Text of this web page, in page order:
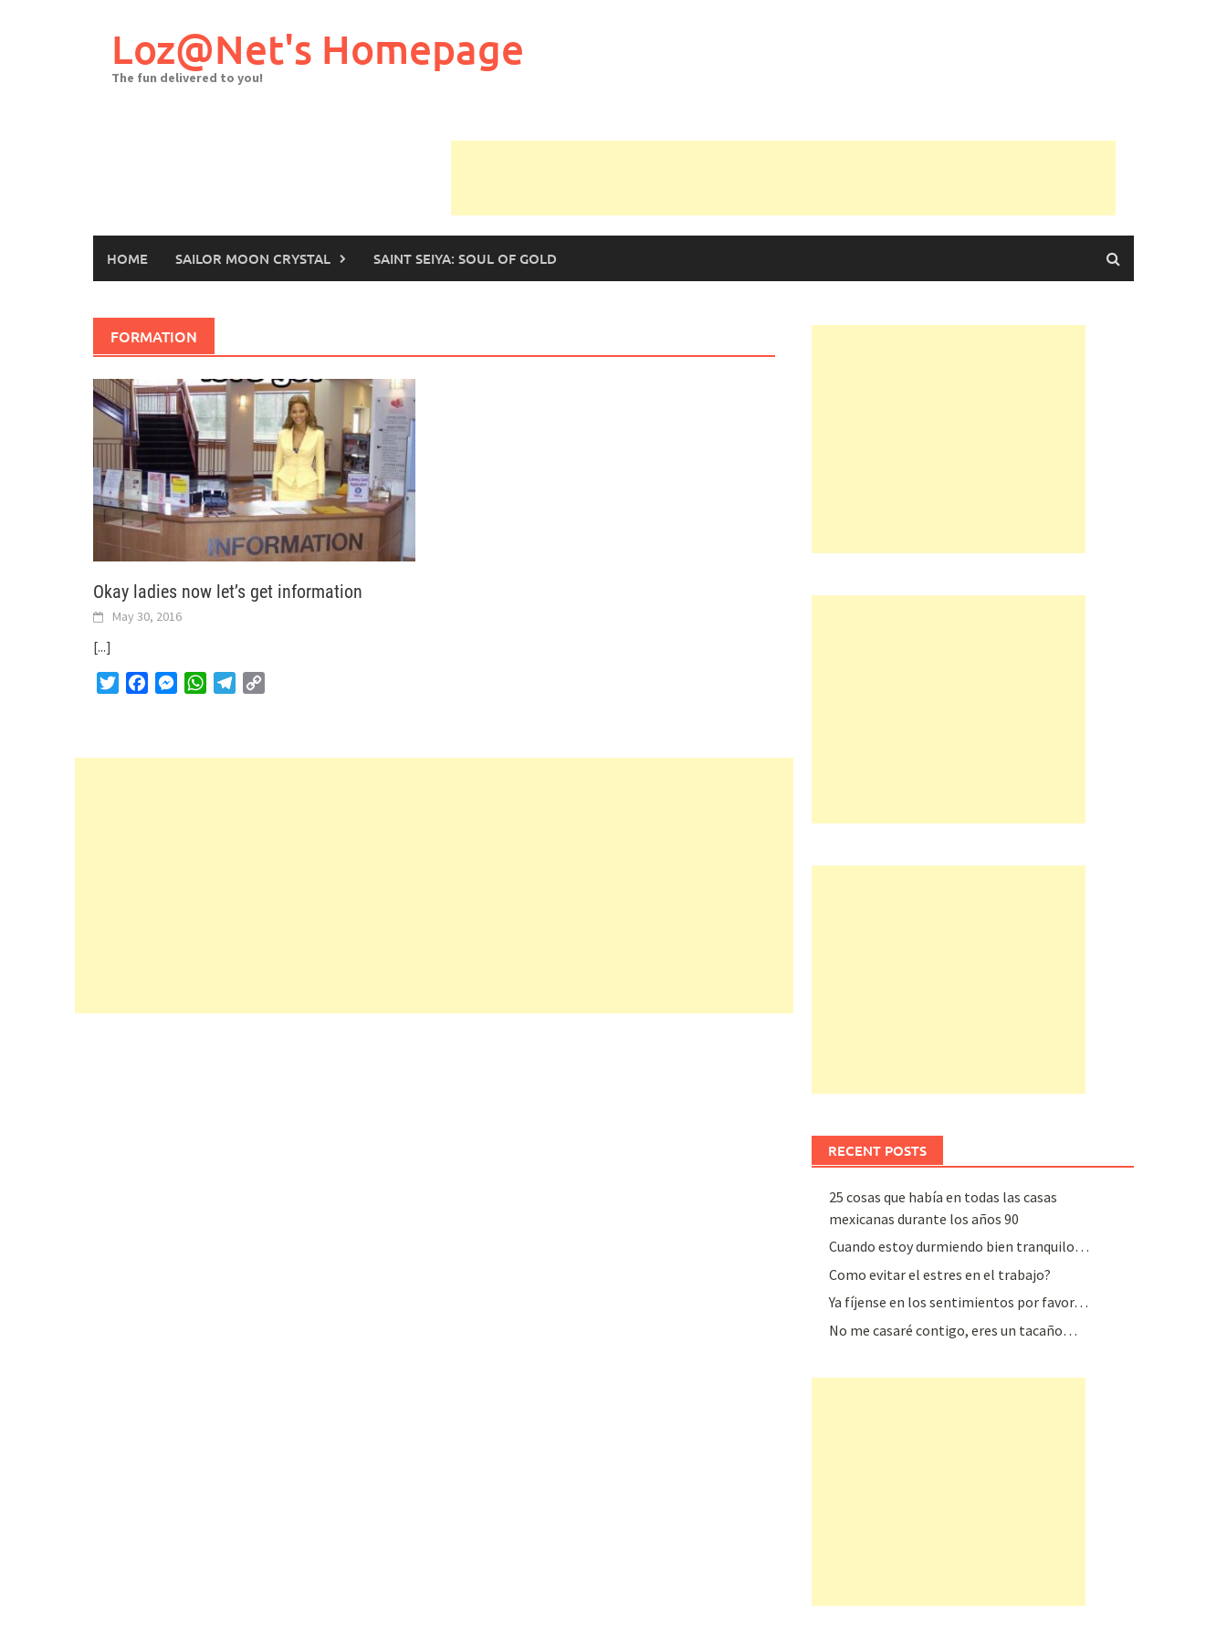
Loz@Net's Homepage
The fun delivered to you!
HOME SAILOR MOON CRYSTAL SAINT SEIYA: SOUL OF GOLD
FORMATION
Okay ladies now let’s get information
May 30, 2016
[...]
TwitterFacebookMessengerWhatsAppTelegram
RECENT POSTS
25 cosas que había en todas las casas
mexicanas durante los años 90
Cuando estoy durmiendo bien tranquilo…
Como evitar el estres en el trabajo?
Ya fíjense en los sentimientos por favor…
No me casaré contigo, eres un tacaño…